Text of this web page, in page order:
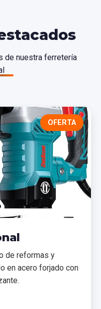
de nuestra ferretería
OFERTA
de reformas y
en acero forjado con